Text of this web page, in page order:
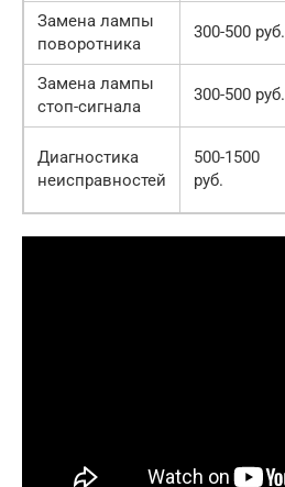
Замена лампы
поворотника
300-500 руб.
Замена лампы
стоп-сигнала
300-500 руб.
Диагностика
неисправностей
500-1500
руб.